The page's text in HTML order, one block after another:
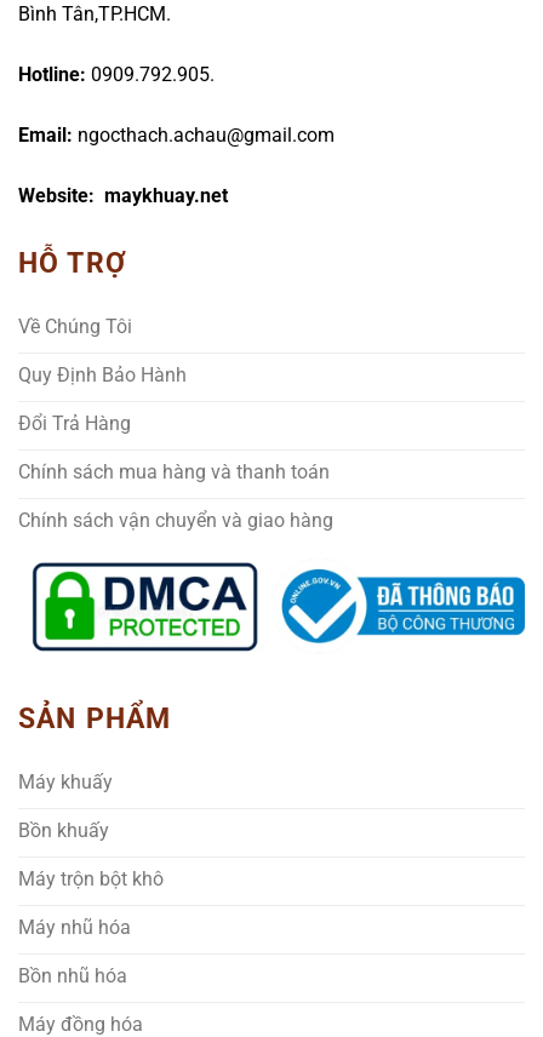
Bình Tân,TP.HCM.
Hotline: 0909.792.905.
Email: ngocthach.achau@gmail.com
Website: maykhuay.net
HỖ TRỢ
Về Chúng Tôi
Quy Định Bảo Hành
Đổi Trả Hàng
Chính sách mua hàng và thanh toán
Chính sách vận chuyển và giao hàng
SẢN PHẨM
Máy khuấy
Bồn khuấy
Máy trộn bột khô
Máy nhũ hóa
Bồn nhũ hóa
Máy đồng hóa